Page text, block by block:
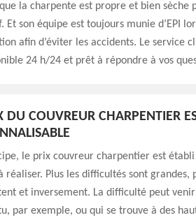
que la charpente est propre et bien
Et son équipe est toujours munie d’EPI
afin d’éviter les accidents. Le service
24 h/24 et prêt à répondre à vos
DU COUVREUR CHARPENTIER
le prix couvreur charpentier est
réaliser. Plus les difficultés sont grandes,
et inversement. La difficulté peut
par exemple, ou qui se trouve à des